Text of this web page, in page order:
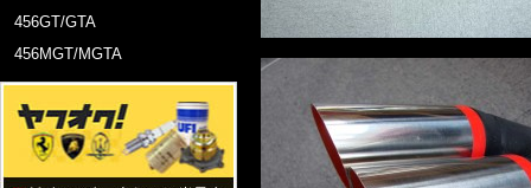
456GT/GTA
456MGT/MGTA